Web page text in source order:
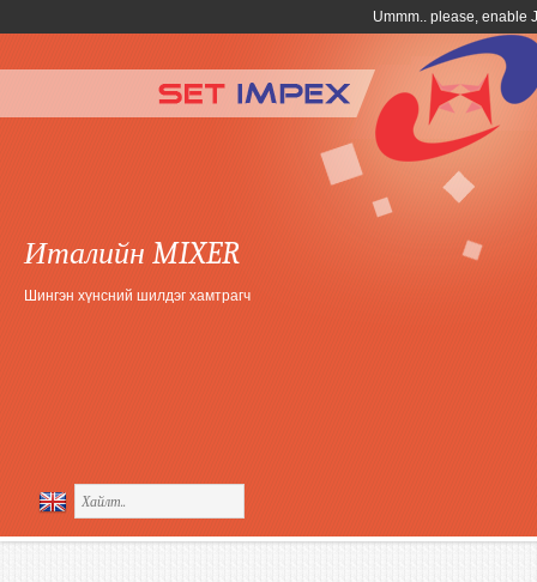
Италийн MIXER
Шингэн хүнсний шилдэг хамтрагч